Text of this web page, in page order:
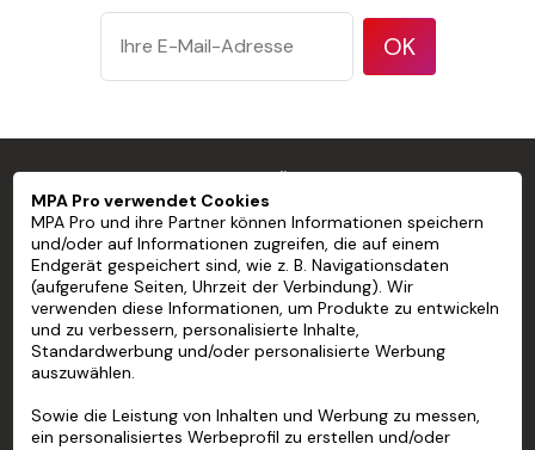
Bolzenköpfen.
Substrate, die
keine saubere
zwischen Farbe
und Untergrund
aufweisen.
Rostfreier Stahl
Flexible
Untergründe
Oberflächen
OK
MARKIERUNGEN
MPA PRO
UNSERE DIENSTLEISTUNGEN
MEIN KONTO
HILFE
MPA Pro verwendet Cookies
MPA Pro und ihre Partner können Informationen speichern
und/oder auf Informationen zugreifen, die auf einem
Endgerät gespeichert sind, wie z. B. Navigationsdaten
(aufgerufene Seiten, Uhrzeit der Verbindung). Wir
verwenden diese Informationen, um Produkte zu entwickeln
und zu verbessern, personalisierte Inhalte,
Standardwerbung und/oder personalisierte Werbung
auszuwählen.
Sowie die Leistung von Inhalten und Werbung zu messen,
ein personalisiertes Werbeprofil zu erstellen und/oder